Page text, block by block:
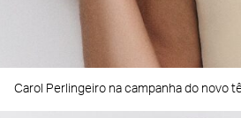
Carol Perlingeiro na campanha do novo